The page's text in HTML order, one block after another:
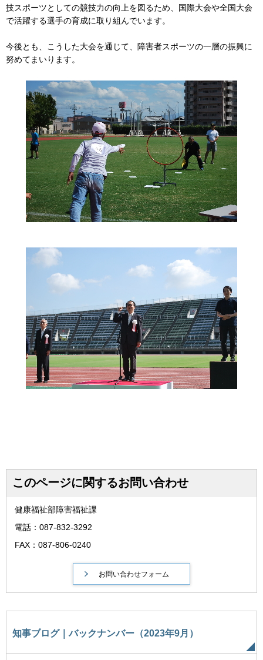
技スポーツとしての競技力の向上を図るため、国際大会や全国大会
で活躍する選手の育成に取り組んでいます。
今後とも、こうした大会を通じて、障害者スポーツの一層の振興に
努めてまいります。
このページに関するお問い合わせ
健康福祉部障害福祉課
電話：087-832-3292
FAX：087-806-0240
知事ブログ｜バックナンバー（2023年9月）